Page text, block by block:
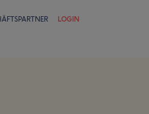
LOGIN